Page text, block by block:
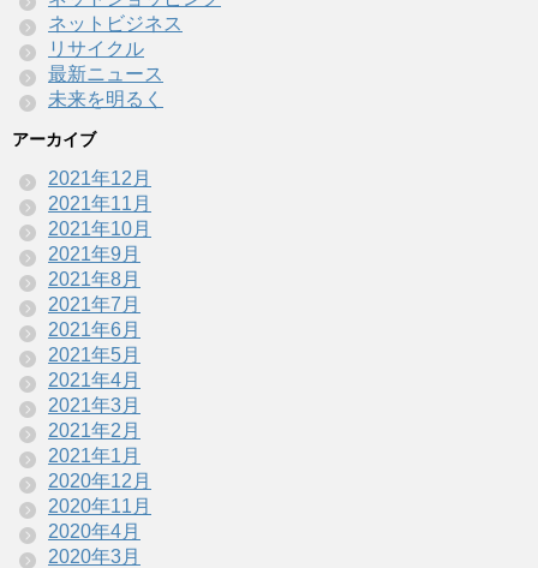
ネットビジネス
リサイクル
最新ニュース
未来を明るく
アーカイブ
2021年12月
2021年11月
2021年10月
2021年9月
2021年8月
2021年7月
2021年6月
2021年5月
2021年4月
2021年3月
2021年2月
2021年1月
2020年12月
2020年11月
2020年4月
2020年3月